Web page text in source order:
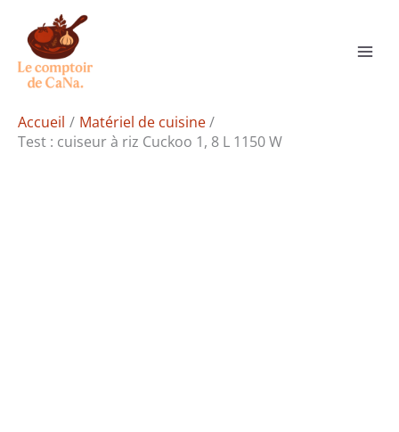
contenu
Accueil
Matériel de cuisine
Test : cuiseur à riz Cuckoo 1, 8 L 1150 W
Rechercher